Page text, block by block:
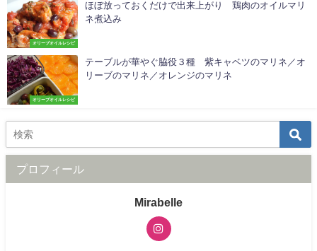
オリーブオイルレシピ
ほぼ放っておくだけで出来上がり 鶏肉のオイルマリ
ネ煮込み
オリーブオイルレシピ
テーブルが華やぐ脇役３種 紫キャベツのマリネ／オ
リーブのマリネ／オレンジのマリネ
プロフィール
Mirabelle